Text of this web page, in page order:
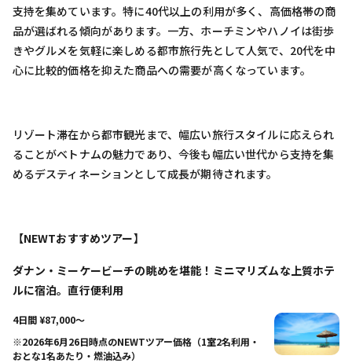
支持を集めています。特に40代以上の利用が多く、高価格帯の商
品が選ばれる傾向があります。一方、ホーチミンやハノイは街歩
きやグルメを気軽に楽しめる都市旅行先として人気で、20代を中
心に比較的価格を抑えた商品への需要が高くなっています。
リゾート滞在から都市観光まで、幅広い旅行スタイルに応えられ
ることがベトナムの魅力であり、今後も幅広い世代から支持を集
めるデスティネーションとして成長が期待されます。
【NEWTおすすめツアー】
ダナン・ミーケービーチの眺めを堪能！ミニマリズムな上質ホテ
ルに宿泊。直行便利用
4日間 ¥87,000〜
※2026年6月26日時点のNEWTツアー価格（1室2名利用・
おとな1名あたり・燃油込み）